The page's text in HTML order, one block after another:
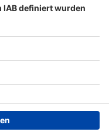
Impressum